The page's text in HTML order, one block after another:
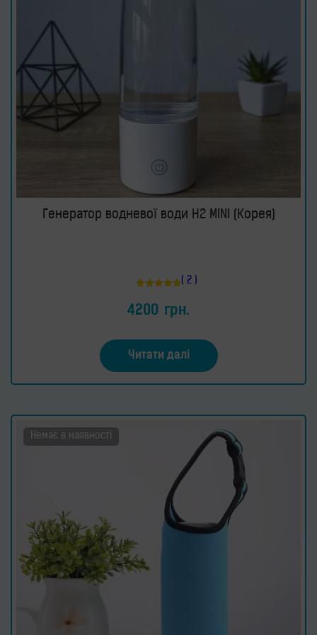
Генератор водневої води H2 MINI (Корея)
5.00
з 5
( 2 )
4200 грн.
Читати далі
Немає в наявності